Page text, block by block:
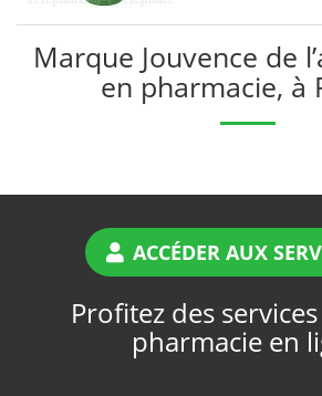
Marque Jouvence de
en pharmacie, à
ACCÉDER AUX
Profitez des
pharmacie en